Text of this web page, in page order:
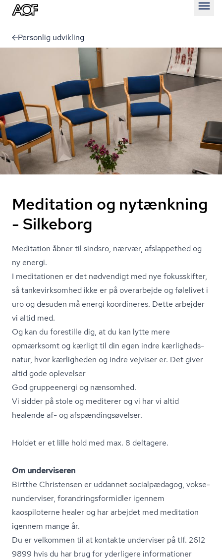
Personlig udvikling
Meditation og nytænkning
- Silkeborg
Meditation åbner til sindsro, nærvær, afslappethed og
ny energi.
I meditationen er det nødvendigt med nye fokusskifter,
så tan­ke­virk­som­hed ikke er på overarbejde og følelivet i
uro og desuden må energi koordineres. Dette arbejder
vi altid med.
Og kan du forestille dig, at du kan lytte mere
opmærksomt og kærligt til din egen indre kær­lig­heds­
na­tur, hvor kærligheden og indre vejviser er. Det giver
altid gode oplevelser
God gruppeenergi og nænsomhed.
Vi sidder på stole og mediterer og vi har vi altid
healende af- og af­spæn­dings­ø­vel­ser.
Holdet er et lille hold med max. 8 deltagere.
Om underviseren
Birtthe Christensen er uddannet socialpædagog, vok­se­
nun­der­vi­ser, for­an­drings­for­mid­ler igennem
kaospiloterne healer og har arbejdet med meditation
igennem mange år.
Du er velkommen til at kontakte underviser på tlf. 2612
9899 hvis du har brug for yderligere informationer